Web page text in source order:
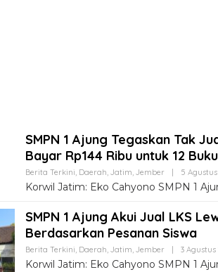
SMPN 1 Ajung Tegaskan Tak
Bayar Rp144 Ribu untuk 12 Buku
Berita Terkini Daerah Jatim Jember | 5 Agustus
Korwil Jatim: Eko Cahyono SMPN 1
SMPN 1 Ajung Akui Jual LKS
Berdasarkan Pesanan Siswa
Berita Terkini Daerah Jatim Jember | 3 Agustus
Korwil Jatim: Eko Cahyono SMPN 1